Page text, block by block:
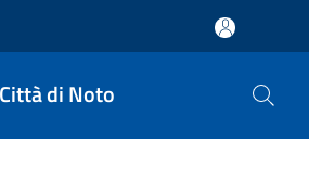
Città di Noto